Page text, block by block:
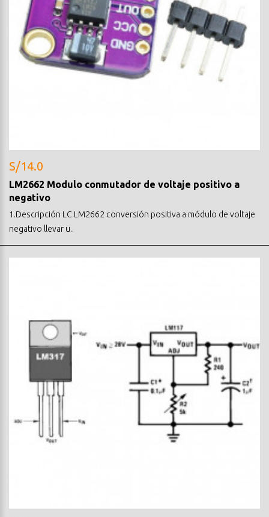
S/14.0
LM2662 Modulo conmutador de voltaje positivo a
negativo
1.Descripción LC LM2662 conversión positiva a módulo de voltaje
negativo llevar u..